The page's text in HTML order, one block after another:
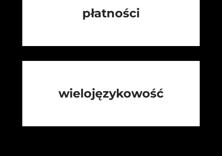
płatności
wielojęzykowość